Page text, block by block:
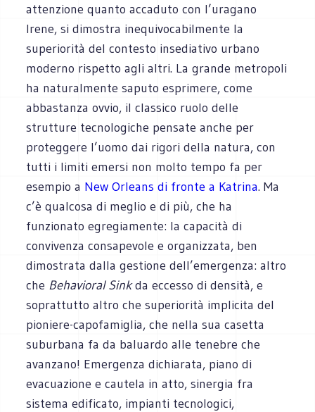
attenzione quanto accaduto con l’uragano
Irene, si dimostra inequivocabilmente la
superiorità del contesto insediativo urbano
moderno rispetto agli altri. La grande metropoli
ha naturalmente saputo esprimere, come
abbastanza ovvio, il classico ruolo delle
strutture tecnologiche pensate anche per
proteggere l’uomo dai rigori della natura, con
tutti i limiti emersi non molto tempo fa per
esempio a New Orleans di fronte a Katrina. Ma
c’è qualcosa di meglio e di più, che ha
funzionato egregiamente: la capacità di
convivenza consapevole e organizzata, ben
dimostrata dalla gestione dell’emergenza: altro
che Behavioral Sinkda eccesso di densità, e
soprattutto altro che superiorità implicita del
pioniere-capofamiglia, che nella sua casetta
suburbana fa da baluardo alle tenebre che
avanzano! Emergenza dichiarata, piano di
evacuazione e cautela in atto, sinergia fra
sistema edificato, impianti tecnologici,